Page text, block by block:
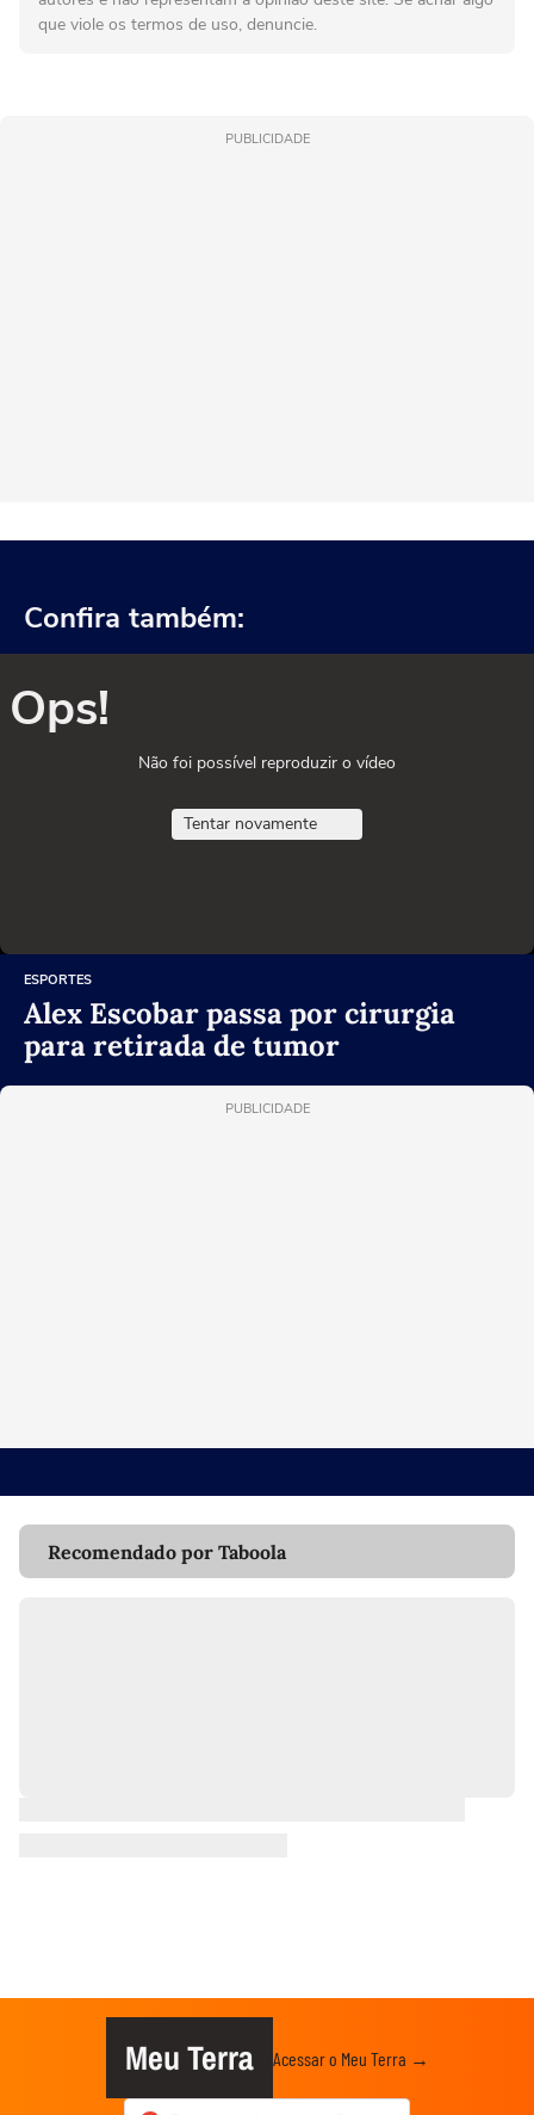
que viole os termos de uso, denuncie.
PUBLICIDADE
Confira também:
Ops!
Não foi possível reproduzir o vídeo
Tentar novamente
ESPORTES
Alex Escobar passa por cirurgia
para retirada de tumor
PUBLICIDADE
Recomendado por Taboola
Meu Terra Acessar o Meu Terra →